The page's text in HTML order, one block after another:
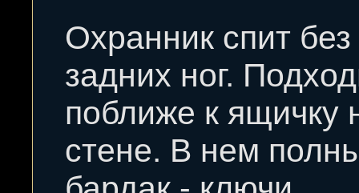
Охранник спит без
задних ног.
поближе к ящичку
стене. В нем